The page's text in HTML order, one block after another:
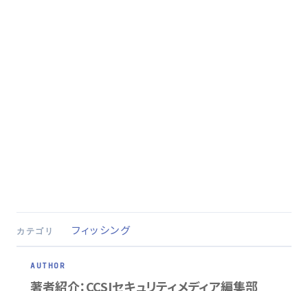
カテゴリ フィッシング
著者紹介：CCSIセキュリティメディア編集部